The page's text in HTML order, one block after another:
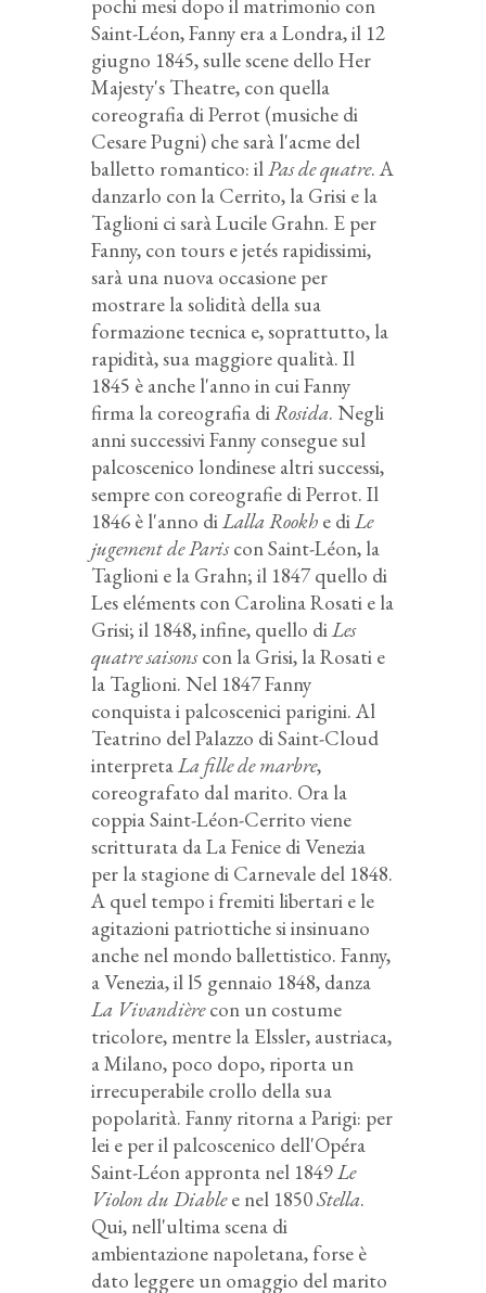
pochi mesi dopo il matrimonio con
Saint-Léon, Fanny era a Londra, il 12
giugno 1845, sulle scene dello Her
Majesty's Theatre, con quella
coreografia di Perrot (musiche di
Cesare Pugni) che sarà l'acme del
balletto romantico: ilPas de quatre. A
danzarlo con la Cerrito, la Grisi e la
Taglioni ci sarà Lucile Grahn. E per
Fanny, con tours e jetés rapidissimi,
sarà una nuova occasione per
mostrare la solidità della sua
formazione tecnica e, soprattutto, la
rapidità, sua maggiore qualità. Il
1845 è anche l'anno in cui Fanny
firma la coreografia diRosida. Negli
anni successivi Fanny consegue sul
palcoscenico londinese altri successi,
sempre con coreografie di Perrot. Il
1846 è l'anno diLalla Rookh e diLe
jugement de Pariscon Saint-Léon, la
Taglioni e la Grahn; il 1847 quello di
Les eléments con Carolina Rosati e la
Grisi; il 1848, infine, quello diLes
quatre saisonscon la Grisi, la Rosati e
la Taglioni. Nel 1847 Fanny
conquista i palcoscenici parigini. Al
Teatrino del Palazzo di Saint-Cloud
interpretaLa fille de marbre,
coreografato dal marito. Ora la
coppia Saint-Léon-Cerrito viene
scritturata da La Fenice di Venezia
per la stagione di Carnevale del 1848.
A quel tempo i fremiti libertari e le
agitazioni patriottiche si insinuano
anche nel mondo ballettistico. Fanny,
a Venezia, il l5 gennaio 1848, danza
La Vivandièrecon un costume
tricolore, mentre la Elssler, austriaca,
a Milano, poco dopo, riporta un
irrecuperabile crollo della sua
popolarità. Fanny ritorna a Parigi: per
lei e per il palcoscenico dell'Opéra
Saint-Léon appronta nel 1849Le
Violon du Diablee nel 1850Stella.
Qui, nell'ultima scena di
ambientazione napoletana, forse è
dato leggere un omaggio del marito